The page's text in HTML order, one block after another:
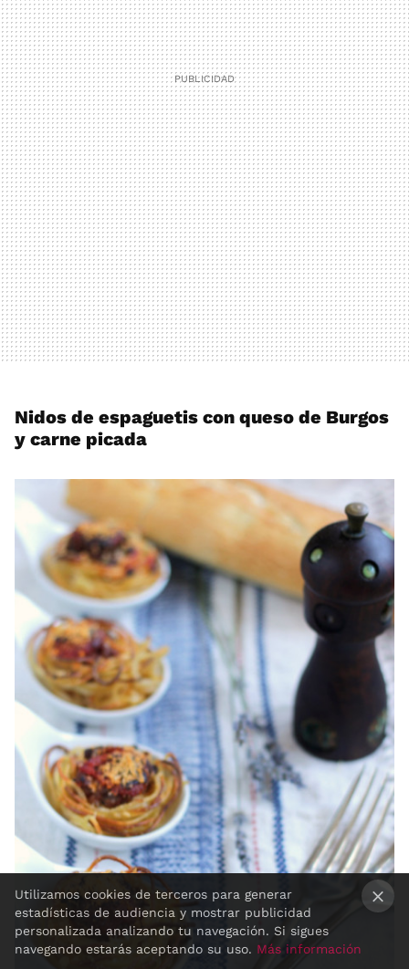
Nidos de espaguetis con queso de Burgos
y carne picada
Utilizamos cookies de terceros para generar
estadísticas de audiencia y mostrar publicidad
personalizada analizando tu navegación. Si sigues
navegando estarás aceptando su uso. Más información